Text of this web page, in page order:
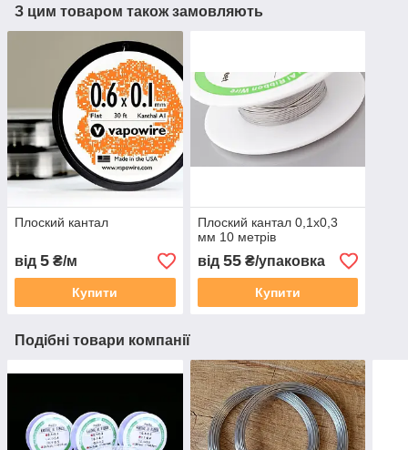
З цим товаром також замовляють
Плоский кантал
від 5 ₴/м
Купити
Плоский кантал 0,1х0,3
мм 10 метрів
від 55₴/упаковка
Купити
Подібні товари компанії